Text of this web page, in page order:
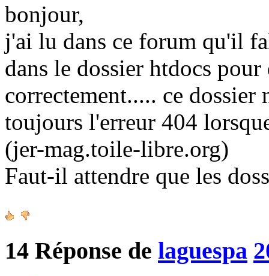
bonjour,
j'ai lu dans ce forum qu'il
dans le dossier htdocs
correctement..... ce dossier
toujours l'erreur 404
(jer-mag.toile-libre.org)
Faut-il attendre que les
14 Réponse de laguespa